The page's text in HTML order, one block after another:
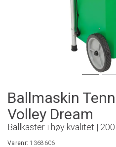
Ballmaskin
Volley Dream
Ballkaster i høy kvalitet |
Varenr:1368606